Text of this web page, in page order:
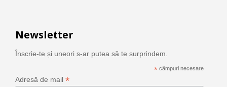
Newsletter
Înscrie-te și uneori s-ar putea să te surprindem.
* câmpuri necesare
Adresă de mail *